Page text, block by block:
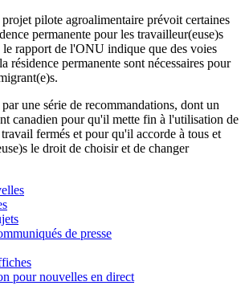
pilote agroalimentaire prévoit certaines
permanente pour les travailleur(euse)s
le rapport de l'ONU indique que des voies
résidence permanente sont nécessaires pour
une série de recommandations, dont un
canadien pour qu'il mette fin à l'utilisation de
fermés et pour qu'il accorde à tous et
le droit de choisir et de changer
de presse
pour nouvelles en direct